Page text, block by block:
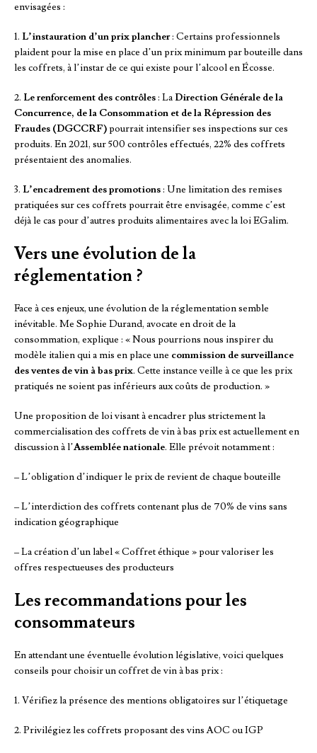
envisagées :
1. L’instauration d’un prix plancher: Certains professionnels
plaident pour la mise en place d’un prix minimum par bouteille dans
les coffrets, à l’instar de ce qui existe pour l’alcool en Écosse.
2. Le renforcement des contrôles: La Direction Générale de la
Concurrence, de la Consommation et de la Répression des
Fraudes (DGCCRF)pourrait intensifier ses inspections sur ces
produits. En 2021, sur 500 contrôles effectués, 22% des coffrets
présentaient des anomalies.
3. L’encadrement des promotions: Une limitation des remises
pratiquées sur ces coffrets pourrait être envisagée, comme c’est
déjà le cas pour d’autres produits alimentaires avec la loi EGalim.
Vers une évolution de la
réglementation ?
Face à ces enjeux, une évolution de la réglementation semble
inévitable. Me Sophie Durand, avocate en droit de la
consommation, explique : « Nous pourrions nous inspirer du
modèle italien qui a mis en place une commission de surveillance
des ventes de vin à bas prix. Cette instance veille à ce que les prix
pratiqués ne soient pas inférieurs aux coûts de production. »
Une proposition de loi visant à encadrer plus strictement la
commercialisation des coffrets de vin à bas prix est actuellement en
discussion à l’Assemblée nationale. Elle prévoit notamment :
– L’obligation d’indiquer le prix de revient de chaque bouteille
– L’interdiction des coffrets contenant plus de 70% de vins sans
indication géographique
– La création d’un label « Coffret éthique » pour valoriser les
offres respectueuses des producteurs
Les recommandations pour les
consommateurs
En attendant une éventuelle évolution législative, voici quelques
conseils pour choisir un coffret de vin à bas prix :
1. Vérifiez la présence des mentions obligatoires sur l’étiquetage
2. Privilégiez les coffrets proposant des vins AOC ou IGP